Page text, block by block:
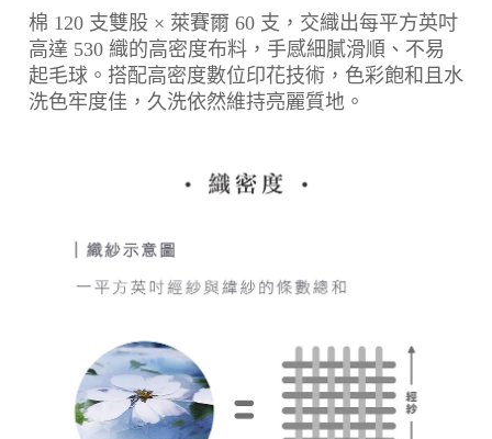
棉 120 支雙股 × 萊賽爾 60 支，交織出每平方英吋
高達 530 織的高密度布料，手感細膩滑順、不易
起毛球。搭配高密度數位印花技術，色彩飽和且水
洗色牢度佳，久洗依然維持亮麗質地。